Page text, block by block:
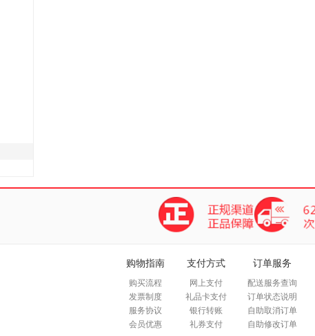
购物指南
购买流程
发票制度
服务协议
会员优惠
支付方式
网上支付
礼品卡支付
银行转账
礼券支付
订单服务
配送服务查询
订单状态说明
自助取消订单
自助修改订单